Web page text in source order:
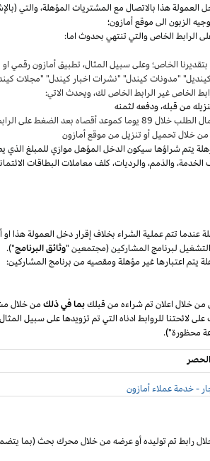
،والتي
الزبون الى موقع أمازون؛
الرابط الخاص والتي تنتهي بحدوث اما:
الخاص؛وعلى سبيل المثال، تطبيق أمازون رقمي
كينديل" "مدونات كيندل" "نشرات اخبار كيندل" "مجلات
الخاص غير الرابط الخاص لك،ويحدث الاتي:
الرابط الخاص الاولي؛ أو
خلال تحميل أو تنزيل من موقع أمازون
يتمشراؤهاسيكون الدخل المؤهل موازي للمبلغ الذي
الخدمة،والذمم،والرديات،كلف معاملات البطاقات
تتم عملية الشراء بخلاف إقرار دخل العمولة هذا او
لبرنامج المشاركين (مجتمعين "وثائق البرنامج").
يتم اعتبارها غير مؤهلة ومقصيه من برنامج المشاركين:
من خلال اعلان تم شراءه من قبلكبما في ذلك من خلال
لائحتنا للروابط ادناه التي تم تزويدها على سبيل
- خدمة عملاء أمازون
رابط تم توليده أو عرضه من خلال محرك بحث (بما